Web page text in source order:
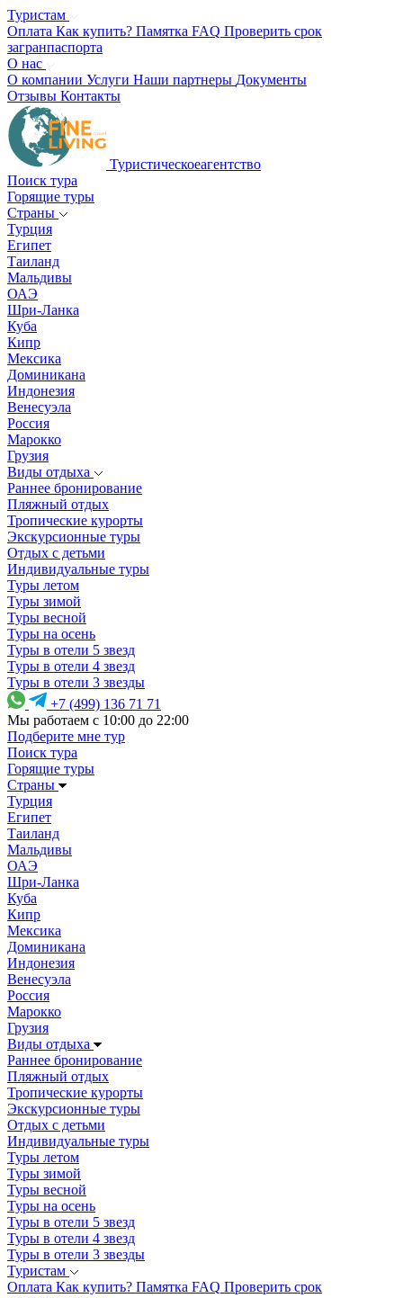
Туристам
Оплата Как купить? Памятка FAQ Проверить срок
загранпаспорта
О нас
О компании Услуги Наши партнеры Документы
Отзывы Контакты
Туристическоеагентство
Поиск тура
Горящие туры
Страны
Турция
Египет
Таиланд
Мальдивы
ОАЭ
Шри-Ланка
Куба
Кипр
Мексика
Доминикана
Индонезия
Венесуэла
Россия
Марокко
Грузия
Виды отдыха
Раннее бронирование
Пляжный отдых
Тропические курорты
Экскурсионные туры
Отдых с детьми
Индивидуальные туры
Туры летом
Туры зимой
Туры весной
Туры на осень
Туры в отели 5 звезд
Туры в отели 4 звезд
Туры в отели 3 звезды
+7 (499) 136 71 71
Мы работаем с 10:00 до 22:00
Подберите мне тур
Поиск тура
Горящие туры
Страны
Турция
Египет
Таиланд
Мальдивы
ОАЭ
Шри-Ланка
Куба
Кипр
Мексика
Доминикана
Индонезия
Венесуэла
Россия
Марокко
Грузия
Виды отдыха
Раннее бронирование
Пляжный отдых
Тропические курорты
Экскурсионные туры
Отдых с детьми
Индивидуальные туры
Туры летом
Туры зимой
Туры весной
Туры на осень
Туры в отели 5 звезд
Туры в отели 4 звезд
Туры в отели 3 звезды
Туристам
Оплата Как купить? Памятка FAQ Проверить срок